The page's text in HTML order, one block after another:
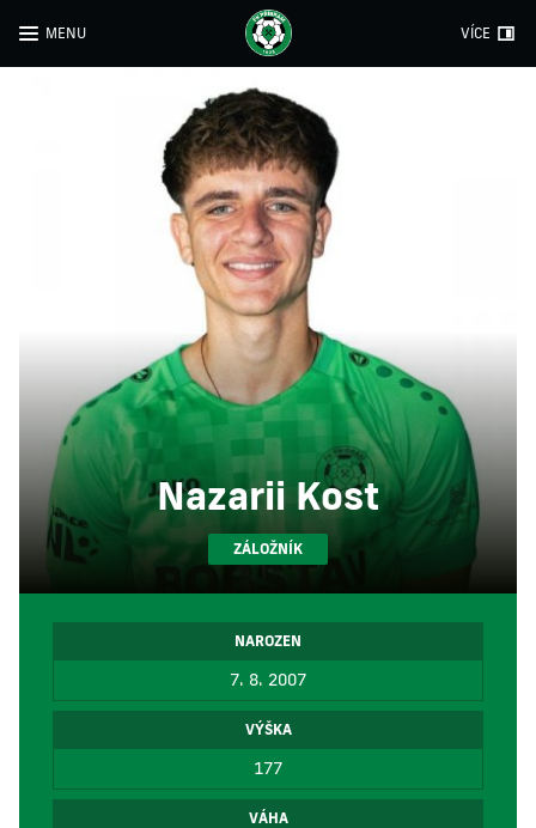
MENU VÍCE
Nazarii Kost
ZÁLOŽNÍK
NAROZEN
7. 8. 2007
VÝŠKA
177
VÁHA